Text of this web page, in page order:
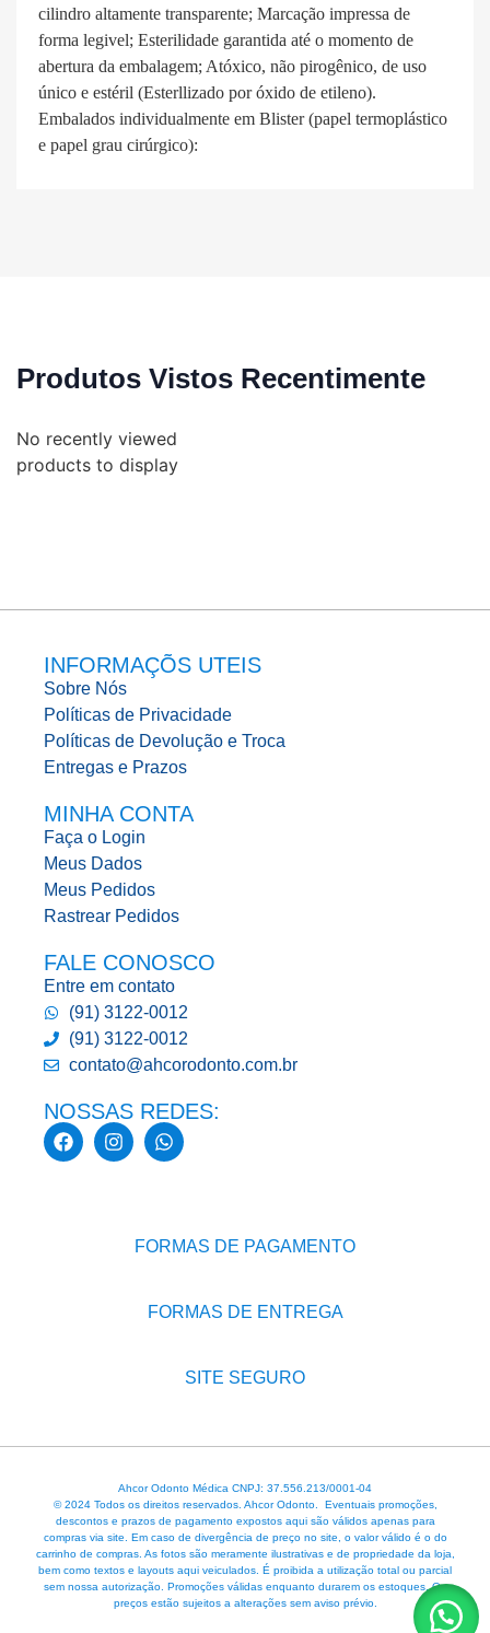
cilindro altamente transparente; Marcação impressa de
forma legivel; Esterilidade garantida até o momento de
abertura da embalagem; Atóxico, não pirogênico, de uso
único e estéril (Esterllizado por óxido de etileno).
Embalados individualmente em Blister (papel termoplástico
e papel grau cirúrgico):
Produtos Vistos Recentimente
No recently viewed
products to display
INFORMAÇÕS UTEIS
Sobre Nós
Políticas de Privacidade
Políticas de Devolução e Troca
Entregas e Prazos
MINHA CONTA
Faça o Login
Meus Dados
Meus Pedidos
Rastrear Pedidos
FALE CONOSCO
Entre em contato
(91) 3122-0012
(91) 3122-0012
contato@ahcorodonto.com.br
NOSSAS REDES:
FORMAS DE PAGAMENTO
FORMAS DE ENTREGA
SITE SEGURO
Ahcor Odonto Médica CNPJ: 37.556.213/0001-04
© 2024 Todos os direitos reservados. Ahcor Odonto. Eventuais promoções,
descontos e prazos de pagamento expostos aqui são válidos apenas para
compras via site. Em caso de divergência de preço no site, o valor válido é o do
carrinho de compras. As fotos são meramente ilustrativas e de propriedade da loja,
bem como textos e layouts aqui veiculados. É proibida a utilização total ou parcial
sem nossa autorização. Promoções válidas enquanto durarem os estoques. Os
preços estão sujeitos a alterações sem aviso prévio.